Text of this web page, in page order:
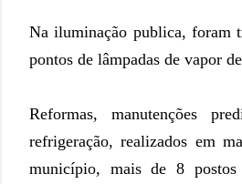
Na iluminação publica, foram
pontos de lâmpadas de vapor
Reformas, manutenções
refrigeração, realizados em
município, mais de 8